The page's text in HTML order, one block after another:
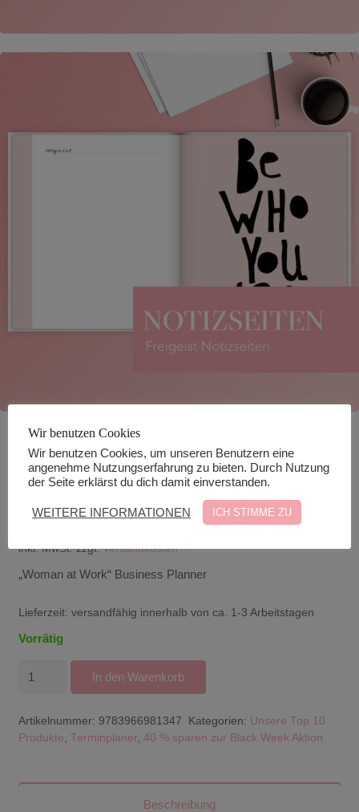
„Woman at Work“ Business
Planner
16,90
inkl. MwSt. zzgl.Versandkosten
„Woman at Work“ Business Planner
Lieferzeit: versandfähig innerhalb von ca. 1-3 Arbeitstagen
Vorrätig
"Woman
In den Warenkorb
Artikelnummer: 9783966981347 Kategorien: Unsere Top 10
Produkte Terminplaner, 40 % sparen zur Black Week Aktion
Beschreibung
Wir benutzen Cookies
Wir benutzen Cookies, um unseren Benutzern eine
angenehme Nutzungserfahrung zu bieten. Durch Nutzung
der Seite erklärst du dich damit einverstanden.
WEITERE INFORMATIONEN ICH STIMME ZU